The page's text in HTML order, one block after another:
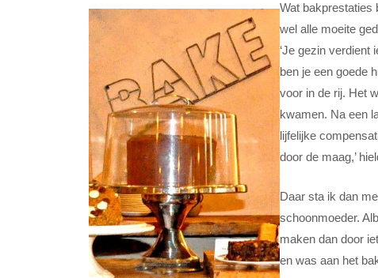
Wat bakprestaties
wel alle moeite
‘Je gezin verdient
ben je een goede
voor in de rij. Het
kwamen. Na een
lijfelijke
door de maag,’
Daar sta ik dan
schoonmoeder.
maken dan door
en was aan het